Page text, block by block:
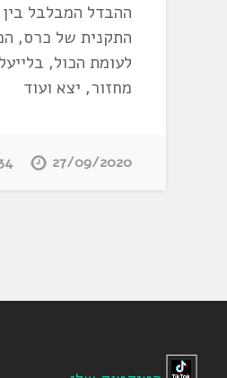
ההבדל המבלבל בין
התקנית של כרס,
לעומת הכול,
מחזור, יצא ועוד
27/09/2020